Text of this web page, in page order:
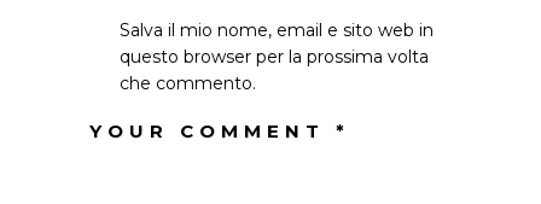
Salva il mio nome, email e sito web in
questo browser per la prossima volta
che commento.